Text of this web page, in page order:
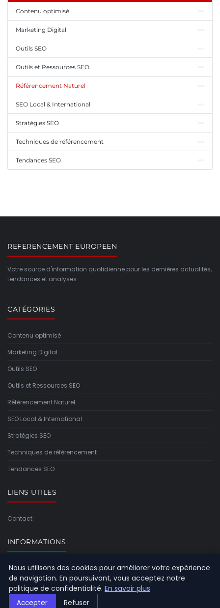
Contenu optimisé
Marketing Digital
Outils SEO
Outils et Ressources SEO
Référencement Naturel
SEO Local & International
Stratégies SEO
Techniques de référencement
Tendances SEO
REFERENCEMENT EUROPEEN
Votre source d'information quotidienne pour les dernières actualités,
tendances et analyses.
CATÉGORIES
Contenu optimisé
Marketing Digital
Outils SEO
Outils et Ressources SEO
Référencement Naturel
SEO Local & International
Stratégies SEO
Techniques de référencement
Tendances SEO
LIENS UTILES
Contact
INFORMATIONS
Plan du site
Nous utilisons des cookies pour améliorer votre expérience
de navigation. En poursuivant, vous acceptez notre
politique de confidentialité. En savoir plus
Accepter Refuser